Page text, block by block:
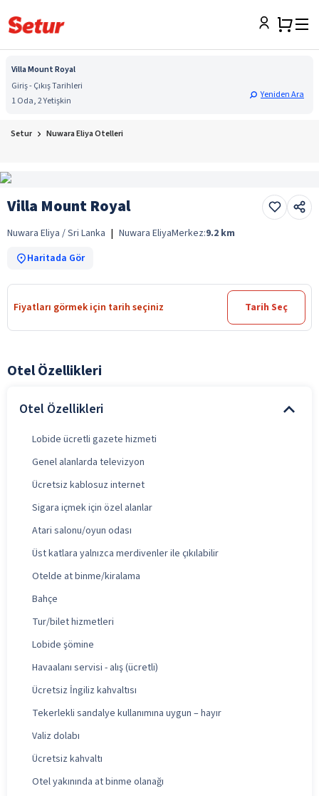
Villa Mount Royal
Giriş - Çıkış Tarihleri
1 Oda, 2 Yetişkin
Yeniden Ara
Setur Nuwara Eliya Otelleri
Villa Mount Royal
Nuwara Eliya / Sri Lanka | Nuwara EliyaMerkez:9.2 km
Haritada Gör
Fiyatları görmek için tarih seçiniz Tarih Seç
Otel Özellikleri
Otel Özellikleri
Lobide ücretli gazete hizmeti
Genel alanlarda televizyon
Ücretsiz kablosuz internet
Sigara içmek için özel alanlar
Atari salonu/oyun odası
Üst katlara yalnızca merdivenler ile çıkılabilir
Otelde at binme/kiralama
Bahçe
Tur/bilet hizmetleri
Lobide şömine
Havaalanı servisi - alış (ücretli)
Ücretsiz İngiliz kahvaltısı
Tekerlekli sandalye kullanımına uygun – hayır
Valiz dolabı
Ücretsiz kahvaltı
Otel yakınında at binme olanağı